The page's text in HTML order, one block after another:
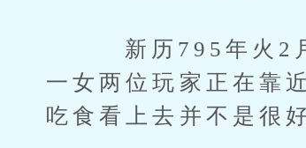
新历795年火2月
一女两位玩家正在靠
吃食看上去并不是很